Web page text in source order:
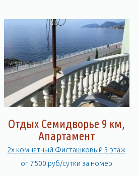
Отдых Семидворье 9 км,
Апартамент
2х комнатный Фисташковый 3 этаж
от 7500 руб/сутки за номер